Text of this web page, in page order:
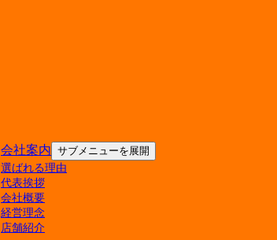
会社案内 サブメニューを展開
選ばれる理由
代表挨拶
会社概要
経営理念
店舗紹介